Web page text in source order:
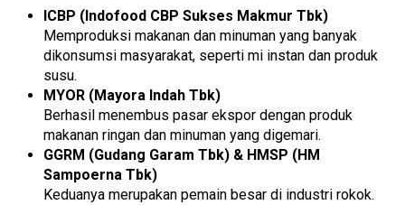
ICBP (Indofood CBP Sukses Makmur Tbk)
Memproduksi makanan dan minuman yang banyak
dikonsumsi masyarakat, seperti mi instan dan produk
susu.
MYOR (Mayora Indah Tbk)
Berhasil menembus pasar ekspor dengan produk
makanan ringan dan minuman yang digemari.
GGRM (Gudang Garam Tbk) & HMSP (HM
Sampoerna Tbk)
Keduanya merupakan pemain besar di industri rokok.